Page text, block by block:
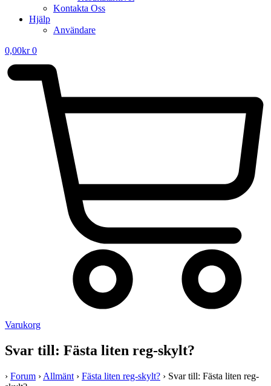
Kontakta Oss
Hjälp
Användare
0,00kr 0
Varukorg
Svar till: Fästa liten reg-skylt?
› Forum › Allmänt › Fästa liten reg-skylt? › Svar till: Fästa liten reg-